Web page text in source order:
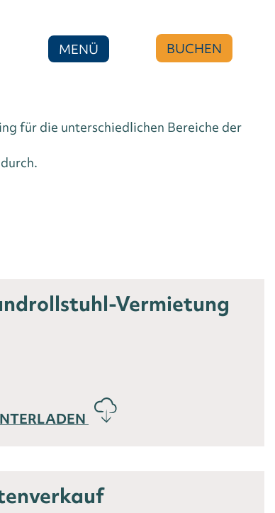
MENÜ BUCHEN
für die unterschiedlichen Bereiche der
Vermietung